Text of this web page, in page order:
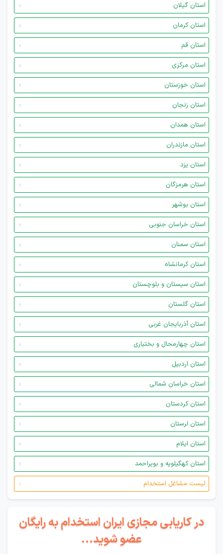
استان گیلان
استان کرمان
استان قم
استان مرکزی
استان خوزستان
استان زنجان
استان همدان
استان مازندران
استان یزد
استان هرمزگان
استان بوشهر
استان خراسان جنوبی
استان سمنان
استان کرمانشاه
استان سیستان و بلوچستان
استان گلستان
استان آذربایجان غربی
استان چهارمحال و بختیاری
استان اردبیل
استان خراسان شمالی
استان کردستان
استان لرستان
استان ایلام
استان کهگیلویه و بویراحمد
لیست مشاغل استخدام
در کاریابی مجازی ایران استخدام به رایگان
عضو شوید...